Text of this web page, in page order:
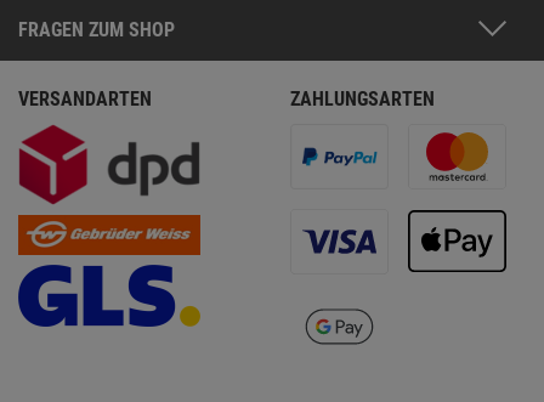
FRAGEN ZUM SHOP
VERSANDARTEN ZAHLUNGSARTEN